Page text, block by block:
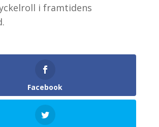
i framtidens
Facebook